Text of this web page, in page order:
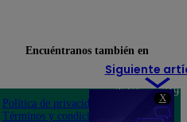
X
Siguiente
Encuéntranos también en
Política de privacidad
Términos y condiciones
Teléfono: 219
Av. San